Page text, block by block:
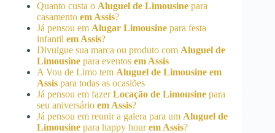
Quanto custa o Aluguel de Limousine para
casamento em Assis?
Já pensou em Alugar Limousine para festa
infantil em Assis?
Divulgue sua marca ou produto com Aluguel de
Limousine para eventos em Assis
A Vou de Limo tem Aluguel de Limousine em
Assis para todas as ocasiões
Já pensou em fazerLocação de Limousine para
seu aniversário em Assis?
Já pensou em reunir a galera para um Aluguel de
Limousine para happy hourem Assis?